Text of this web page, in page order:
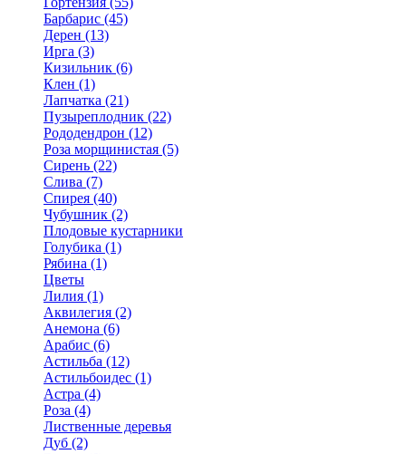
Барбарис (45)
Дерен (13)
Ирга (3)
Кизильник (6)
Клен (1)
Лапчатка (21)
Пузыреплодник (22)
Рододендрон (12)
Роза морщинистая (5)
Сирень (22)
Слива (7)
Спирея (40)
Чубушник (2)
Плодовые кустарники
Голубика (1)
Рябина (1)
Цветы
Лилия (1)
Аквилегия (2)
Анемона (6)
Арабис (6)
Астильба (12)
Астильбоидес (1)
Астра (4)
Роза (4)
Лиственные деревья
Дуб (2)